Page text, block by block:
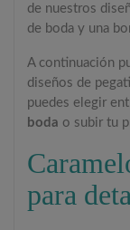
de nuestros
de boda y una
A continuación
diseños de
puedes elegir
boda o subir tu
para